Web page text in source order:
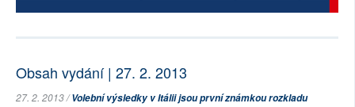
Obsah vydání | 27. 2. 2013
27. 2. 2013 /Volební výsledky v Itálii jsou první známkou rozkladu